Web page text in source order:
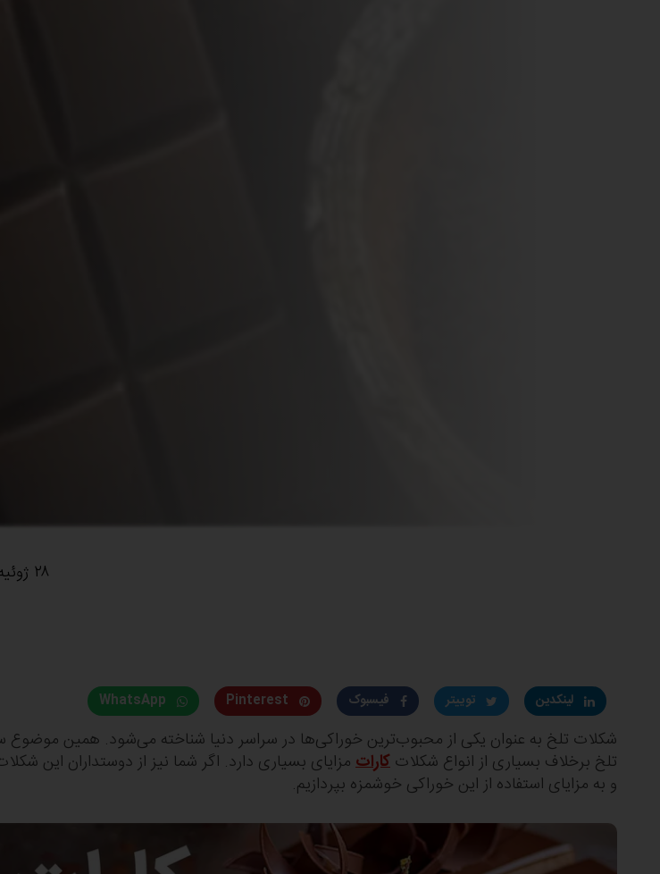
۲۸ ژوئیه ۲۰۲۴
لینکدین توییتر فیسبوک Pinterest
WhatsApp
شکلات تلخ به عنوان یکی از محبوب‌ترین خوراکی‌ها در سراسر دنیا شناخته می‌شود. همین موضوع
تلخ برخلاف بسیاری از انواع شکلات کارات مزایای بسیاری دارد. اگر شما نیز از دوستداران این
و به مزایای استفاده از این خوراکی خوشمزه بپردازیم.